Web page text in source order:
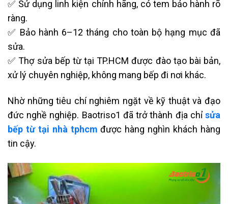
✅ Sử dụng linh kiện chính hãng, có tem bảo hành rõ
ràng.
✅ Bảo hành 6–12 tháng cho toàn bộ hạng mục đã
sửa.
✅ Thợ sửa bếp từ tại TP.HCM được đào tạo bài bản,
xử lý chuyên nghiệp, không mang bếp đi nơi khác.
Nhờ những tiêu chí nghiêm ngặt về kỹ thuật và đạo
đức nghề nghiệp. Baotriso1 đã trở thành địa chỉ sửa
bếp từ tại nhà tphcm được hàng nghìn khách hàng
tin cậy.